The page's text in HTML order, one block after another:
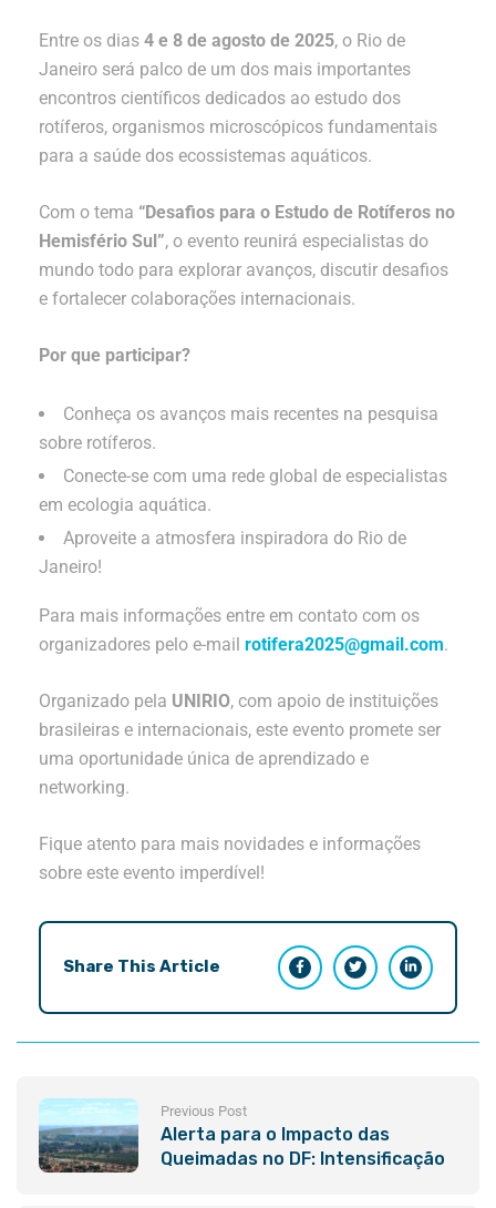
Entre os dias 4 e 8 de agosto de 2025, o Rio de
Janeiro será palco de um dos mais importantes
encontros científicos dedicados ao estudo dos
rotíferos, organismos microscópicos fundamentais
para a saúde dos ecossistemas aquáticos.
Com o tema “Desafios para o Estudo de Rotíferos no
Hemisfério Sul”, o evento reunirá especialistas do
mundo todo para explorar avanços, discutir desafios
e fortalecer colaborações internacionais.
Por que participar?
Conheça os avanços mais recentes na pesquisa
sobre rotíferos.
Conecte-se com uma rede global de especialistas
em ecologia aquática.
Aproveite a atmosfera inspiradora do Rio de
Janeiro!
Para mais informações entre em contato com os
organizadores pelo e-mail rotifera2025@gmail.com.
Organizado pela UNIRIO, com apoio de instituições
brasileiras e internacionais, este evento promete ser
uma oportunidade única de aprendizado e
networking.
Fique atento para mais novidades e informações
sobre este evento imperdível!
Share This Article
Previous Post
Alerta para o Impacto das
Queimadas no DF: Intensificação